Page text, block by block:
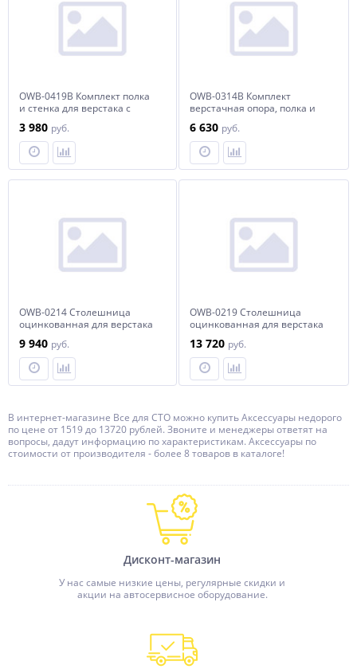
OWB-0419B Комплект полка
и стенка для верстака с
3 980 руб.
OWB-0314B Комплект
верстачная опора, полка и
тумбой
6 630 руб.
OWB-0214 Столешница
оцинкованная для верстака
9 940 руб.
OWB-0219 Столешница
оцинкованная для верстака
мм
13 720 руб.
В интернет-магазине Все для СТО можно купить Аксессуары недорого
по цене от 1519 до 13720 рублей. Звоните и менеджеры ответят на
вопросы, дадут информацию по характеристикам. Аксессуары по
стоимости от производителя - более 8 товаров в каталоге!
Дисконт-магазин
У нас самые низкие цены, регулярные скидки и
акции на автосервисное оборудование.